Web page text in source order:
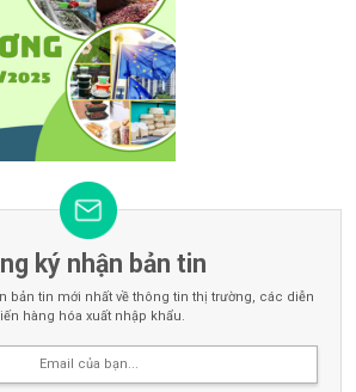
ký nhận bản tin
bản tin mới nhất về thông tin thị trường, các diễn
hàng hóa xuất nhập khẩu.